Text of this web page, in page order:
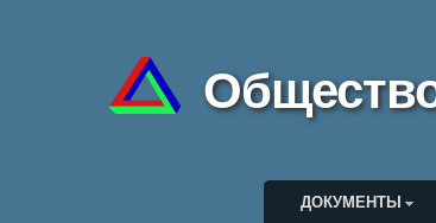
Главное
ДОКУМЕНТЫ